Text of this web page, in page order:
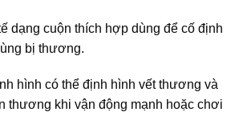
dạng cuộn thích hợp dùng để cố định
bị thương.
hình có thể định hình vết thương và
thương khi vận động mạnh hoặc chơi